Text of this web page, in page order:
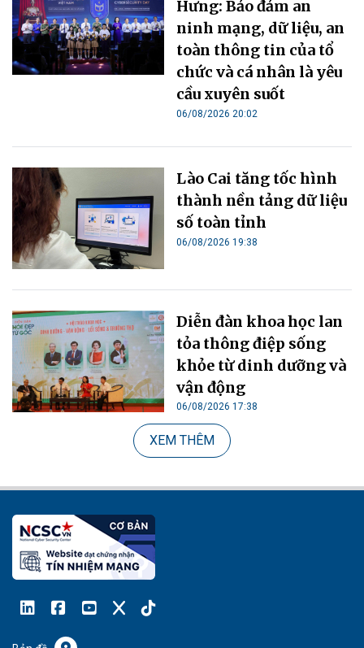
Hưng: Bảo đảm an
ninh mạng, dữ liệu, an
toàn thông tin của tổ
chức và cá nhân là yêu
cầu xuyên suốt
06/08/2026 20:02
Lào Cai tăng tốc hình
thành nền tảng dữ liệu
số toàn tỉnh
06/08/2026 19:38
Diễn đàn khoa học lan
tỏa thông điệp sống
khỏe từ dinh dưỡng và
vận động
06/08/2026 17:38
XEM THÊM